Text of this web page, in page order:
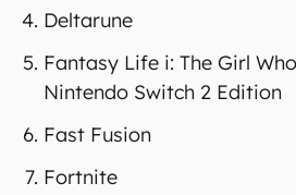
Deltarune
Fantasy Life i: The Girl
Nintendo Switch 2 Edition
Fast Fusion
Fortnite